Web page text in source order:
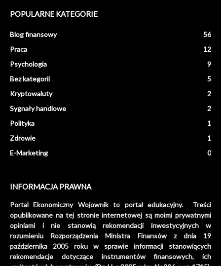
POPULARNE KATEGORIE
Blog finansowy
56
Praca
12
Psychologia
9
Bez kategorii
5
Kryptowaluty
2
Sygnały handlowe
2
Polityka
1
Zdrowie
1
E-Marketing
0
INFORMACJA PRAWNA
Portal Ekonomiczny Wojownik to portal edukacyjny. Treści
opublikowane na tej stronie internetowej są moimi prywatnymi
opiniami i nie stanowią rekomendacji inwestycyjnych w
rozumieniu Rozporządzenia Ministra Finansów z dnia 19
października 2005 roku w sprawie informacji stanowiących
rekomendacje dotyczące instrumentów finansowych, ich